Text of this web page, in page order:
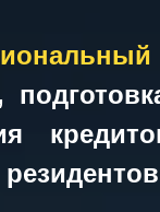
Получить
в